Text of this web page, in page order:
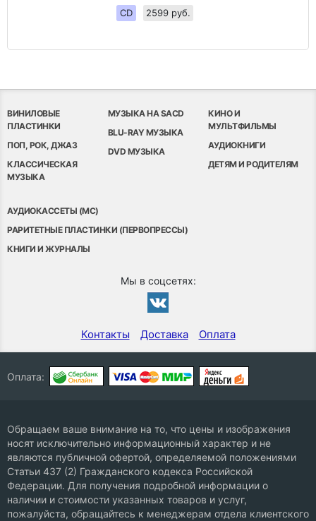
CD 2599 руб.
ВИНИЛОВЫЕ
ПЛАСТИНКИ
ПОП, РОК, ДЖАЗ
КЛАССИЧЕСКАЯ
МУЗЫКА
МУЗЫКА НА SACD
BLU-RAY МУЗЫКА
DVD МУЗЫКА
КИНО И
МУЛЬТФИЛЬМЫ
АУДИОКНИГИ
ДЕТЯМ И РОДИТЕЛЯМ
АУДИОКАССЕТЫ (MC)
РАРИТЕТНЫЕ ПЛАСТИНКИ (ПЕРВОПРЕССЫ)
КНИГИ И ЖУРНАЛЫ
Мы в соцсетях:
Контакты Доставка Оплата
Оплата:
Обращаем ваше внимание на то, что цены и изображения
носят исключительно информационный характер и не
являются публичной офертой, определяемой положениями
Статьи 437 (2) Гражданского кодекса Российской
Федерации. Для получения подробной информации о
наличии и стоимости указанных товаров и услуг,
пожалуйста, обращайтесь к менеджерам отдела клиентского